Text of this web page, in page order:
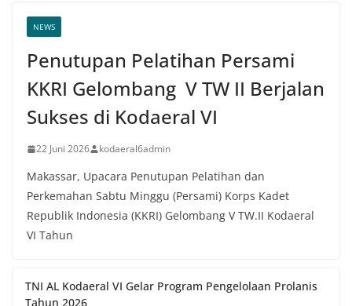
NEWS
Penutupan Pelatihan Persami
KKRI Gelombang V TW II Berjalan
Sukses di Kodaeral VI
22 Juni 2026 kodaeral6admin
Makassar, Upacara Penutupan Pelatihan dan
Perkemahan Sabtu Minggu (Persami) Korps Kadet
Republik Indonesia (KKRI) Gelombang V TW.II Kodaeral
VI Tahun
TNI AL Kodaeral VI Gelar Program Pengelolaan Prolanis
Tahun 2026